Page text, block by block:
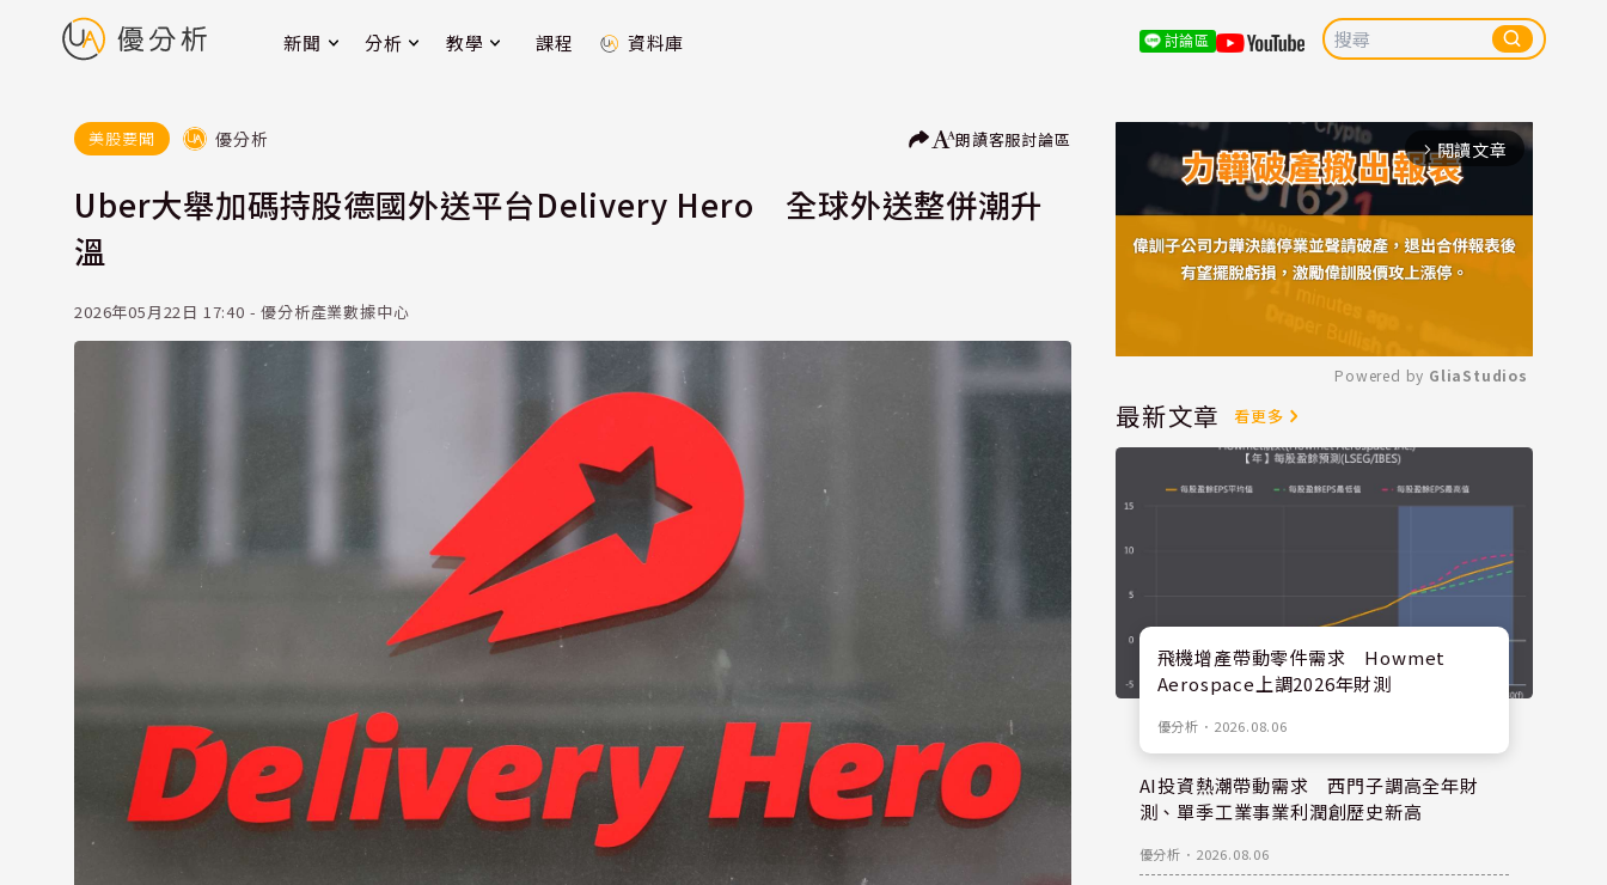
新聞 分析 教學 課程 資料庫 討論區
美股要聞 優分析 朗讀客服討論區
Uber大舉加碼持股德國外送平台Delivery Hero 全球外送整併潮升
溫
2026年05月22日 17:40 - 優分析產業數據中心
arrow_forward_ios 閱讀文章
Mute
Powered by GliaStudios
最新文章 看更多
飛機增產帶動零件需求 Howmet
Aerospace上調2026年財測
優分析 ． 2026.08.06
AI投資熱潮帶動需求 西門子調高全年財
測、單季工業事業利潤創歷史新高
優分析 ． 2026.08.06